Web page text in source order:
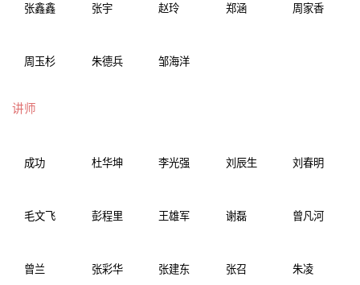
张鑫鑫 张宇 赵玲 郑涵 周家香
周玉杉 朱德兵 邹海洋
讲师
成功 杜华坤 李光强 刘辰生 刘春明
毛文飞 彭程里 王雄军 谢磊 曾凡河
曾兰 张彩华 张建东 张召 朱凌